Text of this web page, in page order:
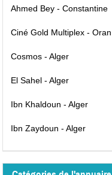
Ahmed Bey - Constantine
Ciné Gold Multiplex - Oran
Cosmos - Alger
El Sahel - Alger
Ibn Khaldoun - Alger
Ibn Zaydoun - Alger